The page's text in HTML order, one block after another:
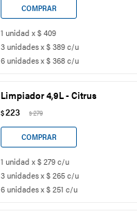
1 unidad x $ 409
3 unidades x $ 389 c/u
6 unidades x $ 368 c/u
Limpiador 4,9L - Citrus
$223 $279
1 unidad x $ 279 c/u
3 unidades x $ 265 c/u
6 unidades x $ 251 c/u